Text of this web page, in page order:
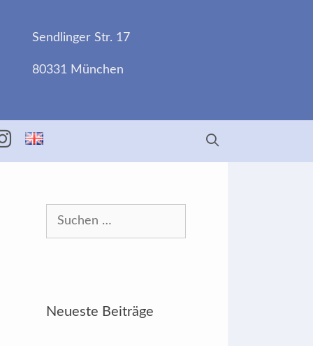
Sendlinger Str. 17
80331 München
Insta
Suchen
Neueste Beiträge